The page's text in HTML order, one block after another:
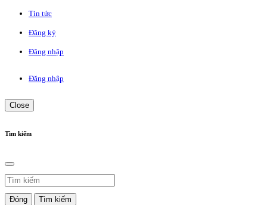
Tin tức
Đăng ký
Đăng nhập
Đăng nhập
Close
Tìm kiếm
Đóng Tìm kiếm